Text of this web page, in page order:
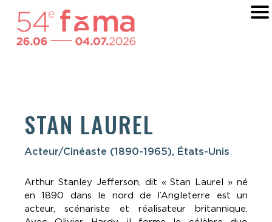
STAN LAUREL
Acteur/Cinéaste (1890-1965), États-Unis
Arthur Stanley Jefferson, dit « Stan Laurel » né
en 1890 dans le nord de l’Angleterre est un
acteur, scénariste et réalisateur britannique.